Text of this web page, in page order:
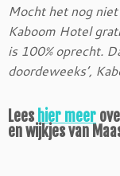
Mocht het nog
Kaboom Hotel
is 100% oprecht.
doordeweeks’,
Lees hier meer
en wijkjes van